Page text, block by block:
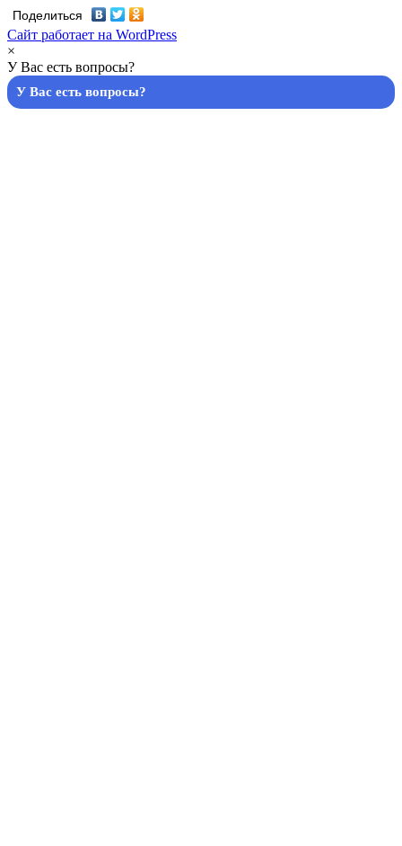
Поделиться
Сайт работает на WordPress
×
У Вас есть вопросы?
У Вас есть вопросы?